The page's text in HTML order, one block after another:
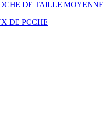
DE TAILLE MOYENNE
DE POCHE